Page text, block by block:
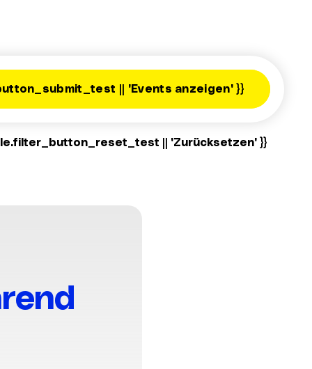
|| 'Events anzeigen' }}
|| 'Zurücksetzen' }}